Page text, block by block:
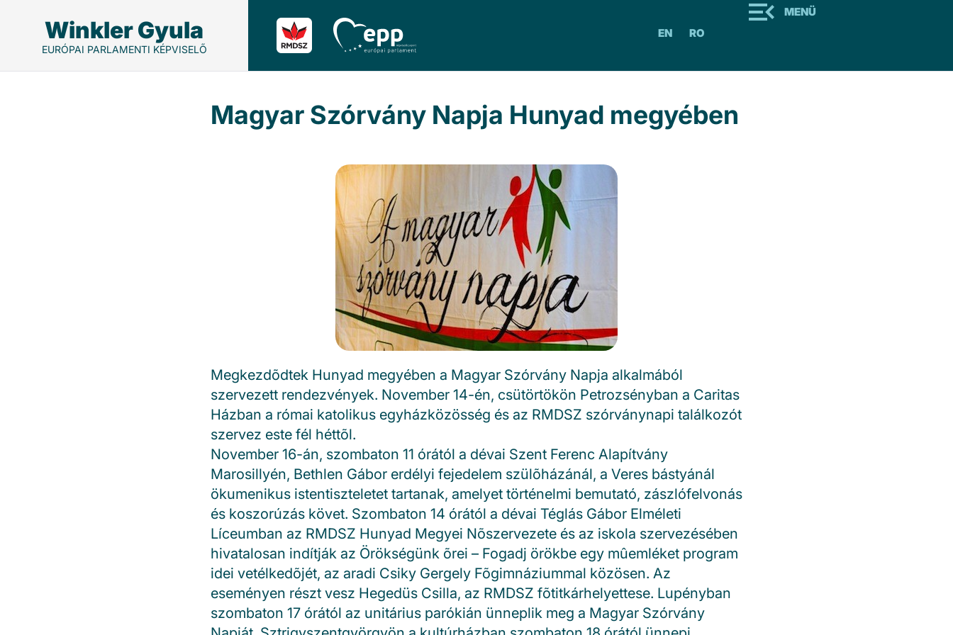
Winkler Gyula
EURÓPAI PARLAMENTI KÉPVISELŐ
EN RO
MENÜ
Magyar Szórvány Napja Hunyad megyében
Megkezdõdtek Hunyad megyében a Magyar Szórvány Napja alkalmából
szervezett rendezvények. November 14-én, csütörtökön Petrozsényban a Caritas
Házban a római katolikus egyházközösség és az RMDSZ szórványnapi találkozót
szervez este fél héttõl.
November 16-án, szombaton 11 órától a dévai Szent Ferenc Alapítvány
Marosillyén, Bethlen Gábor erdélyi fejedelem szülõházánál, a Veres bástyánál
ökumenikus istentiszteletet tartanak, amelyet történelmi bemutató, zászlófelvonás
és koszorúzás követ. Szombaton 14 órától a dévai Téglás Gábor Elméleti
Líceumban az RMDSZ Hunyad Megyei Nõszervezete és az iskola szervezésében
hivatalosan indítják az Örökségünk õrei – Fogadj örökbe egy mûemléket program
idei vetélkedõjét, az aradi Csiky Gergely Fõgimnáziummal közösen. Az
eseményen részt vesz Hegedüs Csilla, az RMDSZ fõtitkárhelyettese. Lupényban
szombaton 17 órától az unitárius parókián ünneplik meg a Magyar Szórvány